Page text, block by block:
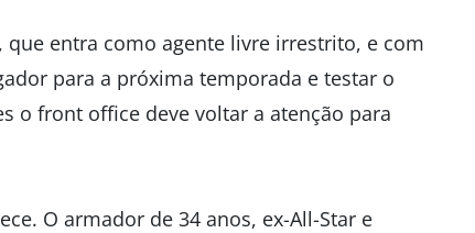
, que entra como agente livre irrestrito, e com
para a próxima temporada e testar o
o front office deve voltar a atenção para
O armador de 34 anos, ex-All-Star e